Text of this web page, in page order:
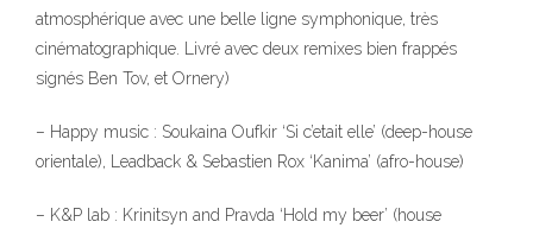
atmosphérique avec une belle ligne symphonique, très
cinématographique. Livré avec deux remixes bien frappés
signés Ben Tov, et Ornery)
– Happy music : Soukaina Oufkir ‘Si c’etait elle’ (deep-house
orientale), Leadback & Sebastien Rox ‘Kanima’ (afro-house)
– K&P lab : Krinitsyn and Pravda ‘Hold my beer’ (house
323